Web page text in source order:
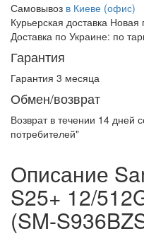
Самовывоз в Киеве (офис)
Курьерская доставка Новая
Доставка по Украине: по
Гарантия
Гарантия 3 месяца
Обмен/возврат
Возврат в течении 14 дней
потребителей"
Описание
S25+ 12/
(SM-